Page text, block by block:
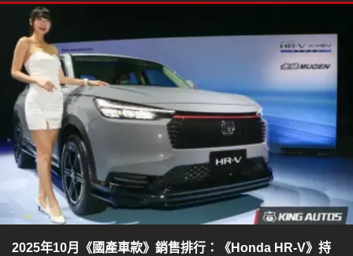
2025年10月《國產車款》銷售排行：《Honda HR-V》持